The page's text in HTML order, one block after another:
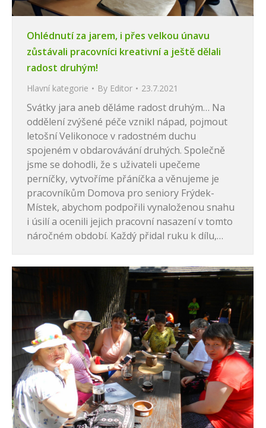
Ohlédnutí za jarem, i přes velkou únavu
zůstávali pracovníci kreativní a ještě dělali
radost druhým!
Hlavní kategorie By Editor 23.7.2021
Svátky jara aneb děláme radost druhým… Na
oddělení zvýšené péče vznikl nápad, pojmout
letošní Velikonoce v radostném duchu
spojeném v obdarovávání druhých. Společně
jsme se dohodli, že s uživateli upečeme
perníčky, vytvoříme přáníčka a věnujeme je
pracovníkům Domova pro seniory Frýdek-
Místek, abychom podpořili vynaloženou snahu
i úsilí a ocenili jejich pracovní nasazení v tomto
náročném období. Každý přidal ruku k dílu,…